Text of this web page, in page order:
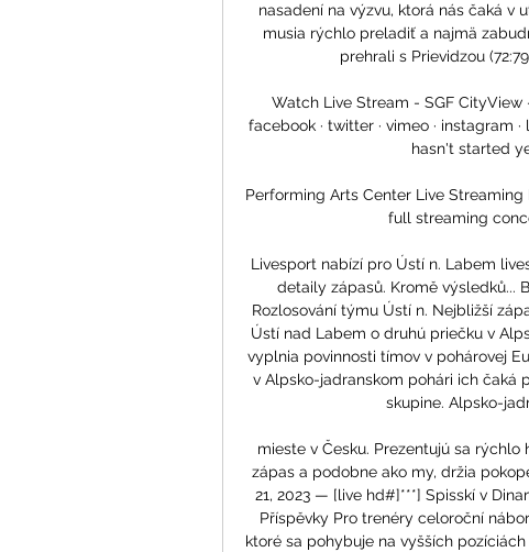
nasadení na výzvu, ktorá nás čaká v
musia rýchlo preladiť a najmä
prehrali s Prievidzou
Watch Live Stream - SGF
facebook · twitter · vimeo · instagram
hasn't started
Performing Arts Center Live
full streaming
Livesport nabízí pro Ústí n. Labem
detaily zápasů. Kromě výsledků...
Rozlosování týmu Ústí n. Nejbližší
Ústí nad Labem o druhú priečku v
vyplnia povinnosti tímov v pohárovej
v Alpsko-jadranskom pohári ich čaká
skupine. Alpsko-
mieste v Česku. Prezentujú sa
zápas a podobne ako my, držia
21, 2023 — [live hd#]***] Spisskí v
Příspěvky Pro trenéry celoroční
ktoré sa pohybuje na vyšších